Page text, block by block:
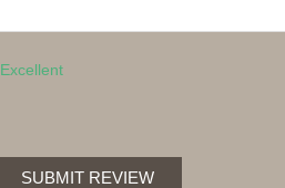
Excellent
SUBMIT REVIEW